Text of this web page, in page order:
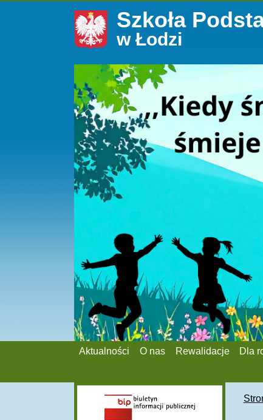
Szkoła
w Łodzi
Aktualności O nas Rewalidacje Dla